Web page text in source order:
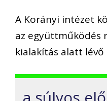
A Korányi intézet
az együttműködés
kialakítás alatt lévő